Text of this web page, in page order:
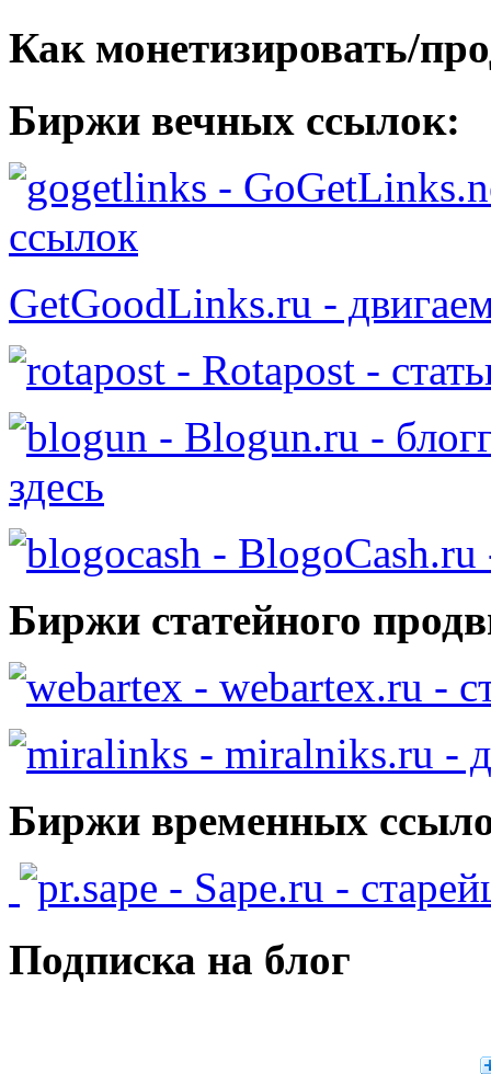
Как монетизировать/
Биржи вечных ссылок:
-
ссылок
GetGoodLinks.ru -
- Rotapost -
- Blogun.ru -
здесь
- BlogoCash.ru
Биржи статейного
- webartex.ru -
- miralniks.ru -
Биржи временных
- Sape.ru -
Подписка на блог